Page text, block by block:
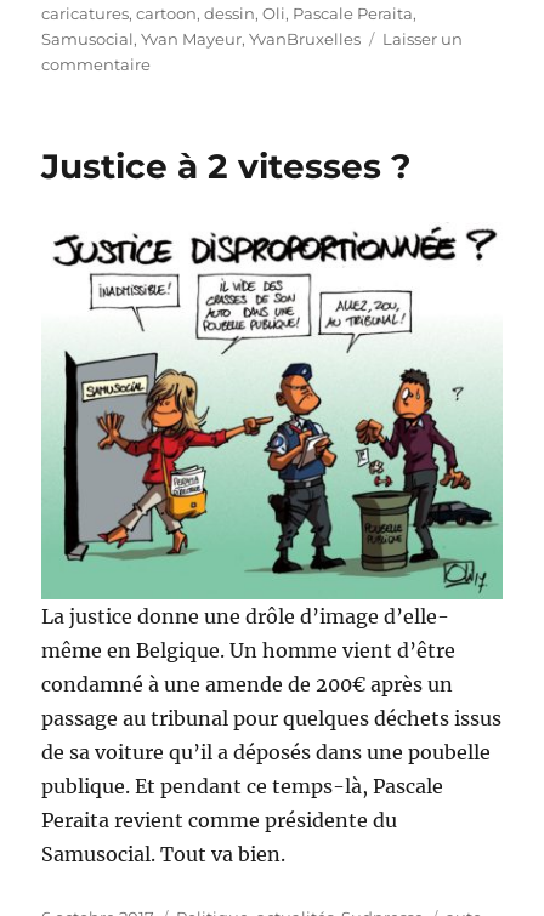
le
caricatures,cartoon,dessin,Oli, Pascale Peraita,
Samusocial,Yvan Mayeur,YvanBruxelles
Laisser un
commentairesur
!
Justice à 2 vitesses ?
La justice donne une drôle d’image d’elle-
même en Belgique. Un homme vient d’être
condamné à une amende de 200€ après un
passage au tribunal pour quelques déchets issus
de sa voiture qu’il a déposés dans une poubelle
publique. Et pendant ce temps-là, Pascale
Peraita revient comme présidente du
Samusocial. Tout va bien.